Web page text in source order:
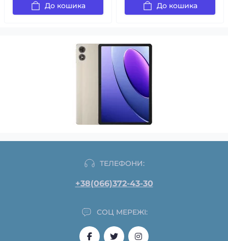
До кошика До кошика
ТЕЛЕФОНИ:
+38(066)372-43-30
СОЦ МЕРЕЖІ: